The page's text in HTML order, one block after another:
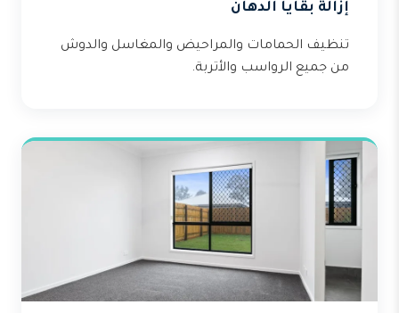
إزالة بقايا الدهان
تنظيف الحمامات والمراحيض والمغاسل والدوش
من جميع الرواسب والأتربة.